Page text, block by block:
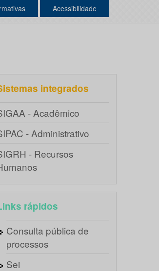
Acessibilidade
integrados
- Acadêmico
- Administrativo
- Recursos
rápidos
Consulta pública de
processos
Sei